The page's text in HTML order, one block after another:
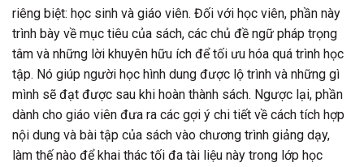
riêng biệt: học sinh và giáo viên. Đối với học viên, phần này
trình bày về mục tiêu của sách, các chủ đề ngữ pháp trọng
tâm và những lời khuyên hữu ích để tối ưu hóa quá trình học
tập. Nó giúp người học hình dung được lộ trình và những gì
mình sẽ đạt được sau khi hoàn thành sách. Ngược lại, phần
dành cho giáo viên đưa ra các gợi ý chi tiết về cách tích hợp
nội dung và bài tập của sách vào chương trình giảng dạy,
làm thế nào để khai thác tối đa tài liệu này trong lớp học